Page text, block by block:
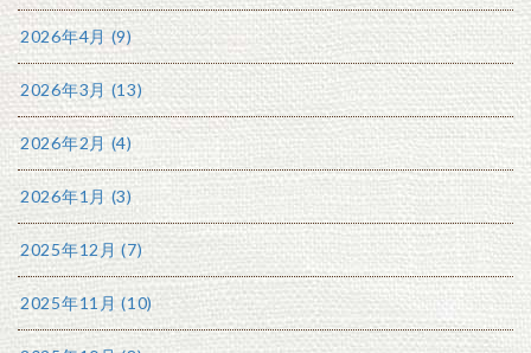
2026年4月 (9)
2026年3月 (13)
2026年2月 (4)
2026年1月 (3)
2025年12月 (7)
2025年11月 (10)